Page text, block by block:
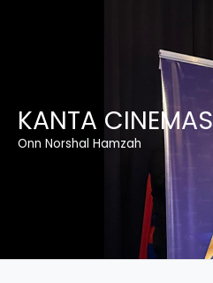
KANTA CINEMAS
Onn Norshal Hamzah